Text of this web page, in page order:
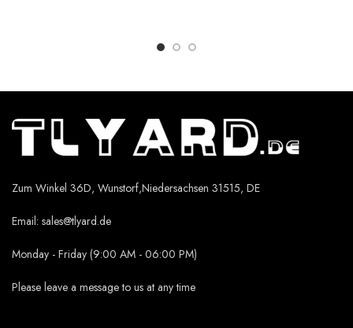
Zum Winkel 36D, Wunstorf,Niedersachsen 31515, DE
Email: sales@tlyard.de
Monday - Friday (9:00 AM - 06:00 PM)
Please leave a message to us at any time